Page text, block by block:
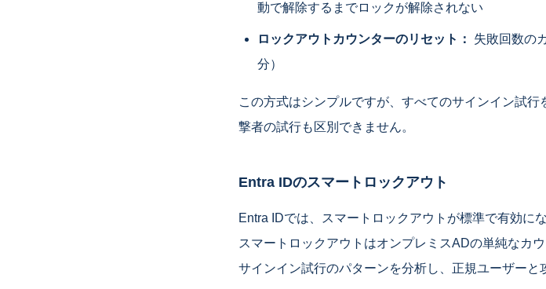
動で解除するまでロックが解除されない
ロックアウトカウンターのリセット：
失敗回数の
分）
この方式はシンプルですが、すべてのサインイン試
撃者の試行も区別できません。
Entra IDのスマートロックアウト
Entra IDでは、スマートロックアウトが標準で有効に
スマートロックアウトはオンプレミスADの単純なカ
サインイン試行のパターンを分析し、正規ユーザーと